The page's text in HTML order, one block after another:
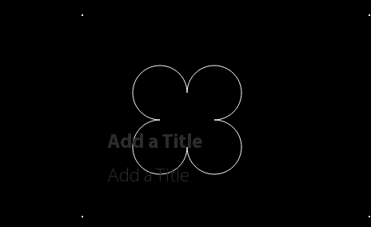
Add a Title
Add a Title